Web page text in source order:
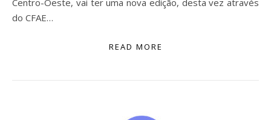
Centro-Oeste, vai ter uma nova edição, desta vez através
do CFAE…
READ MORE